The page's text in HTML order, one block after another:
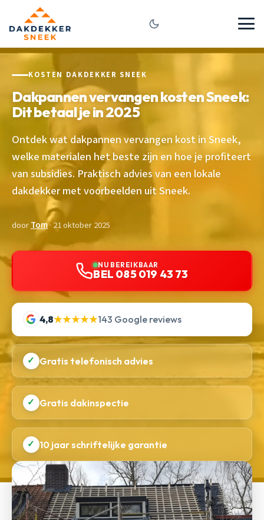
KOSTEN DAKDEKKER SNEEK
Dakpannen vervangen kosten Sneek:
Dit betaal je in 2025
Ontdek wat dakpannen vervangen kost in Sneek,
welke materialen het beste zijn en hoe je profiteert
van subsidies. Praktisch advies van een lokale
dakdekker met voorbeelden uit Sneek.
doorTom· 21 oktober 2025
NU BEREIKBAAR
BEL 085 019 43 73
4,8★★★★★143 Google reviews
✓ Gratis telefonisch advies
✓ Gratis dakinspectie
✓ 10 jaar schriftelijke garantie